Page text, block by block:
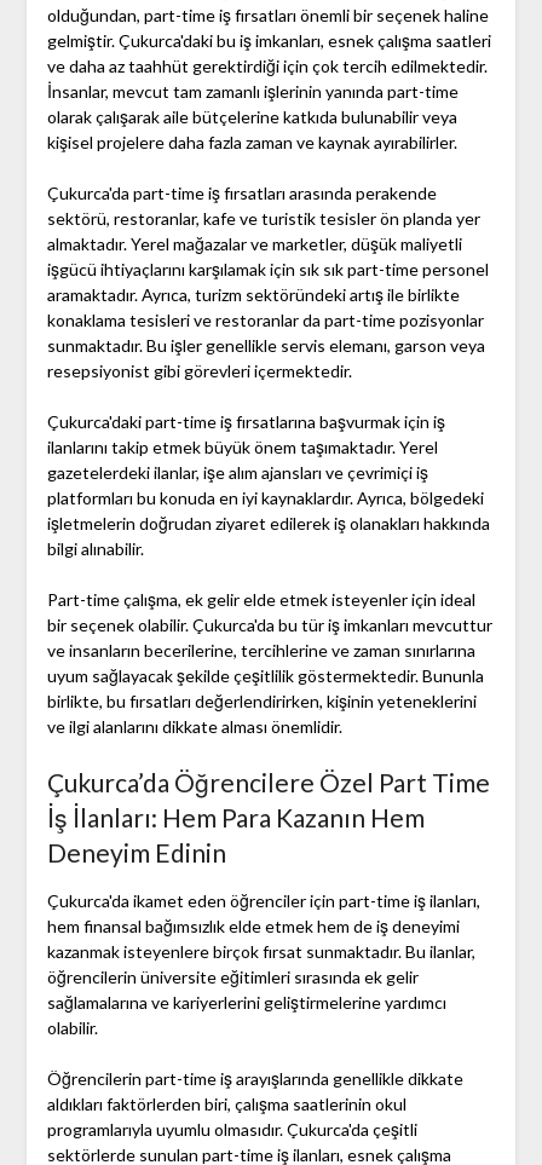
olduğundan, part-time iş fırsatları önemli bir seçenek haline
gelmiştir. Çukurca'daki bu iş imkanları, esnek çalışma saatleri
ve daha az taahhüt gerektirdiği için çok tercih edilmektedir.
İnsanlar, mevcut tam zamanlı işlerinin yanında part-time
olarak çalışarak aile bütçelerine katkıda bulunabilir veya
kişisel projelere daha fazla zaman ve kaynak ayırabilirler.
Çukurca'da part-time iş fırsatları arasında perakende
sektörü, restoranlar, kafe ve turistik tesisler ön planda yer
almaktadır. Yerel mağazalar ve marketler, düşük maliyetli
işgücü ihtiyaçlarını karşılamak için sık sık part-time personel
aramaktadır. Ayrıca, turizm sektöründeki artış ile birlikte
konaklama tesisleri ve restoranlar da part-time pozisyonlar
sunmaktadır. Bu işler genellikle servis elemanı, garson veya
resepsiyonist gibi görevleri içermektedir.
Çukurca'daki part-time iş fırsatlarına başvurmak için iş
ilanlarını takip etmek büyük önem taşımaktadır. Yerel
gazetelerdeki ilanlar, işe alım ajansları ve çevrimiçi iş
platformları bu konuda en iyi kaynaklardır. Ayrıca, bölgedeki
işletmelerin doğrudan ziyaret edilerek iş olanakları hakkında
bilgi alınabilir.
Part-time çalışma, ek gelir elde etmek isteyenler için ideal
bir seçenek olabilir. Çukurca'da bu tür iş imkanları mevcuttur
ve insanların becerilerine, tercihlerine ve zaman sınırlarına
uyum sağlayacak şekilde çeşitlilik göstermektedir. Bununla
birlikte, bu fırsatları değerlendirirken, kişinin yeteneklerini
ve ilgi alanlarını dikkate alması önemlidir.
Çukurca’da Öğrencilere Özel Part Time
İş İlanları: Hem Para Kazanın Hem
Deneyim Edinin
Çukurca'da ikamet eden öğrenciler için part-time iş ilanları,
hem finansal bağımsızlık elde etmek hem de iş deneyimi
kazanmak isteyenlere birçok fırsat sunmaktadır. Bu ilanlar,
öğrencilerin üniversite eğitimleri sırasında ek gelir
sağlamalarına ve kariyerlerini geliştirmelerine yardımcı
olabilir.
Öğrencilerin part-time iş arayışlarında genellikle dikkate
aldıkları faktörlerden biri, çalışma saatlerinin okul
programlarıyla uyumlu olmasıdır. Çukurca'da çeşitli
sektörlerde sunulan part-time iş ilanları, esnek çalışma